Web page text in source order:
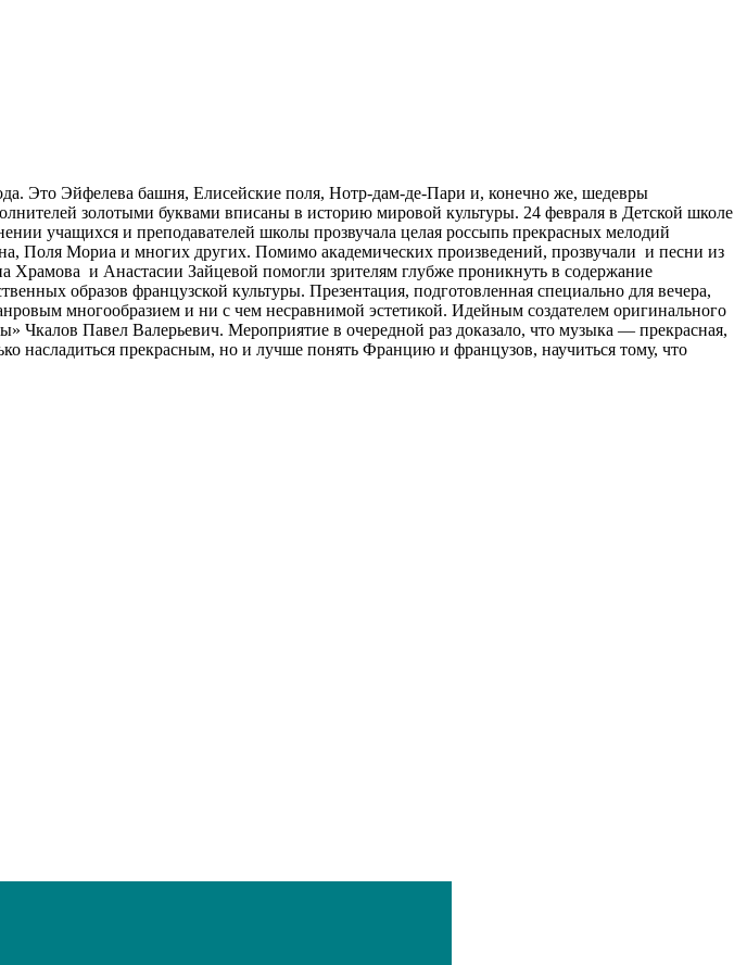
Это Эйфелева башня, Елисейские поля, Нотр-дам-де-Пари и, конечно же, шедевры
золотыми буквами вписаны в историю мировой культуры. 24 февраля в Детской школе
учащихся и преподавателей школы прозвучала целая россыпь прекрасных мелодий
Мориа и многих других. Помимо академических произведений, прозвучали и песни из
и Анастасии Зайцевой помогли зрителям глубже проникнуть в содержание
образов французской культуры. Презентация, подготовленная специально для вечера,
многообразием и ни с чем несравнимой эстетикой. Идейным создателем оригинального
Чкалов Павел Валерьевич. Мероприятие в очередной раз доказало, что музыка — прекрасная,
прекрасным, но и лучше понять Францию и французов, научиться тому, что